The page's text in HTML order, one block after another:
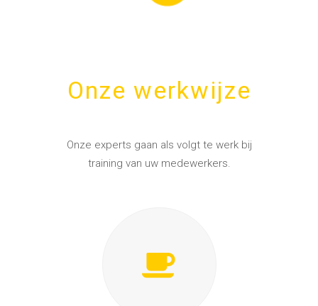
Onze werkwijze
Onze experts gaan als volgt te werk bij
training van uw medewerkers.